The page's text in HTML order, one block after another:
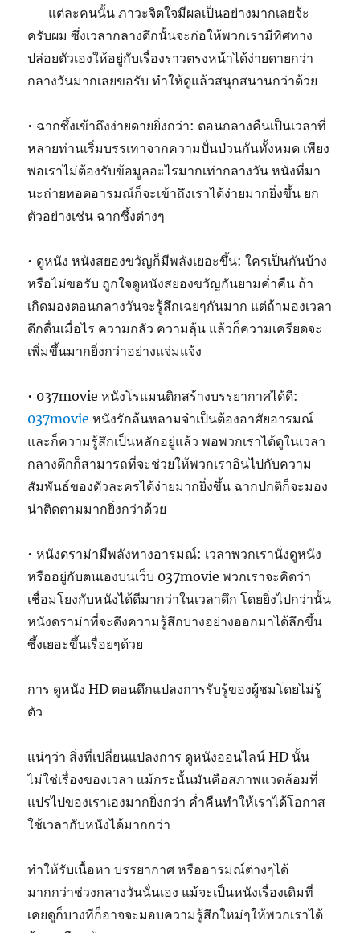
แต่ละคนนั้น ภาวะจิตใจมีผลเป็นอย่างมากเลยจ้ะ
ครับผม ซึ่งเวลากลางดึกนั้นจะก่อให้พวกเรามีทิศทาง
ปล่อยตัวเองให้อยู่กับเรื่องราวตรงหน้าได้ง่ายดายกว่า
กลางวันมากเลยขอรับ ทำให้ดูแล้วสนุกสนานกว่าด้วย
• ฉากซึ้งเข้าถึงง่ายดายยิ่งกว่า: ตอนกลางคืนเป็นเวลาที่
หลายท่านเริ่มบรรเทาจากความปั่นป่วนกันทั้งหมด เพียง
พอเราไม่ต้องรับข้อมูลอะไรมากเท่ากลางวัน หนังที่มา
นะถ่ายทอดอารมณ์ก็จะเข้าถึงเราได้ง่ายมากยิ่งขึ้น ยก
ตัวอย่างเช่น ฉากซึ้งต่างๆ
• ดูหนัง หนังสยองขวัญก็มีพลังเยอะขึ้น: ใครเป็นกันบ้าง
หรือไม่ขอรับ ถูกใจดูหนังสยองขวัญกันยามค่ำคืน ถ้า
เกิดมองตอนกลางวันจะรู้สึกเฉยๆกันมาก แต่ถ้ามองเวลา
ดึกดื่นเมื่อไร ความกลัว ความลุ้น แล้วก็ความเครียดจะ
เพิ่มขึ้นมากยิ่งกว่าอย่างแจ่มแจ้ง
• 037movie หนังโรแมนติกสร้างบรรยากาศได้ดี:
037movie หนังรักล้นหลามจำเป็นต้องอาศัยอารมณ์
และก็ความรู้สึกเป็นหลักอยู่แล้ว พอพวกเราได้ดูในเวลา
กลางดึกก็สามารถที่จะช่วยให้พวกเราอินไปกับความ
สัมพันธ์ของตัวละครได้ง่ายมากยิ่งขึ้น ฉากปกติก็จะมอง
น่าติดตามมากยิ่งกว่าด้วย
• หนังดราม่ามีพลังทางอารมณ์: เวลาพวกเรานั่งดูหนัง
หรืออยู่กับตนเองบนเว็บ 037movie พวกเราจะคิดว่า
เชื่อมโยงกับหนังได้ดีมากว่าในเวลาดึก โดยยิ่งไปกว่านั้น
หนังดราม่าที่จะดึงความรู้สึกบางอย่างออกมาได้ลึกขึ้น
ซึ้งเยอะขึ้นเรื่อยๆด้วย
การ ดูหนัง HD ตอนดึกแปลงการรับรู้ของผู้ชมโดยไม่รู้
ตัว
แน่ๆว่า สิ่งที่เปลี่ยนแปลงการ ดูหนังออนไลน์ HD นั้น
ไม่ใช่เรื่องของเวลา แม้กระนั้นมันคือสภาพแวดล้อมที่
แปรไปของเราเองมากยิ่งกว่า ค่ำคืนทำให้เราได้โอกาส
ใช้เวลากับหนังได้มากกว่า
ทำให้รับเนื้อหา บรรยากาศ หรืออารมณ์ต่างๆได้
มากกว่าช่วงกลางวันนั่นเอง แม้จะเป็นหนังเรื่องเดิมที่
เคยดูก็บางทีก็อาจจะมอบความรู้สึกใหม่ๆให้พวกเราได้